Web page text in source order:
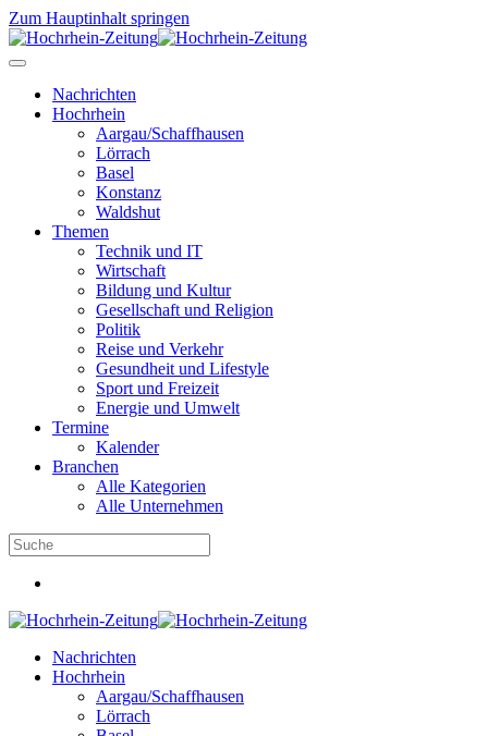
Zum Hauptinhalt springen
Nachrichten
Hochrhein
Aargau/Schaffhausen
Lörrach
Basel
Konstanz
Waldshut
Themen
Technik und IT
Wirtschaft
Bildung und Kultur
Gesellschaft und Religion
Politik
Reise und Verkehr
Gesundheit und Lifestyle
Sport und Freizeit
Energie und Umwelt
Termine
Kalender
Branchen
Alle Kategorien
Alle Unternehmen
Nachrichten
Hochrhein
Aargau/Schaffhausen
Lörrach